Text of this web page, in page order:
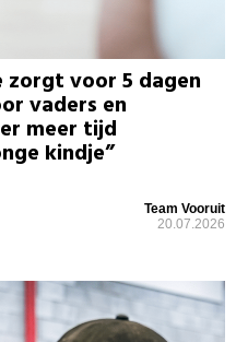
voor 5 dagen
vaders en
meer tijd
kindje”
Team Vooruit
20.07.2026